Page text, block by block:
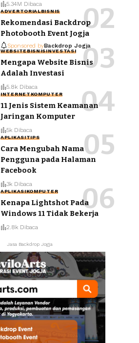
5.34M Dibaca
ADVERTORIALBISNIS
Rekomendasi Backdrop
Photobooth Event Jogja
Sponsored byBackdrop Jogja
WEBSITEBISNISINVESTASI
Mengapa Website Bisnis
Adalah Investasi
5.8k Dibaca
INTERNETKOMPUTER
11 Jenis Sistem Keamanan
Jaringan Komputer
5k Dibaca
APLIKASITIPS
Cara Mengubah Nama
Pengguna pada Halaman
Facebook
3k Dibaca
APLIKASIKOMPUTER
Kenapa Lightshot Pada
Windows 11 Tidak Bekerja
2.8k Dibaca
Jasa Backdrop Jogja